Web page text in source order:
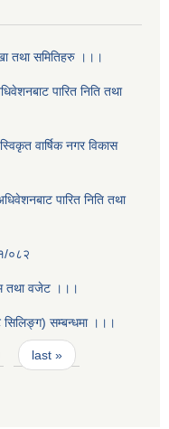
तथा समितिहरु ।।।
पारित निति तथा
वार्षिक नगर विकास
पारित निति तथा
०८२
तथा वजेट ।।।
सिलिङ्ग) सम्बन्धमा ।।।
last »